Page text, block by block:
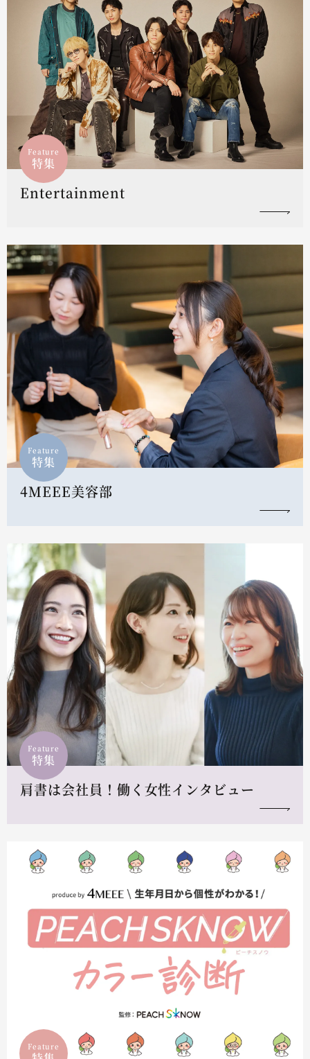
Feature
特集
Entertainment
Feature
特集
4MEEE美容部
Feature
特集
肩書は会社員！働く女性インタビュー
Feature